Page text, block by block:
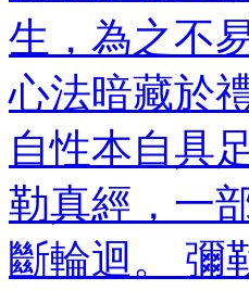
生，為之不
心法暗藏於
自性本自具
勒真經，一
斷輪迴。 彌